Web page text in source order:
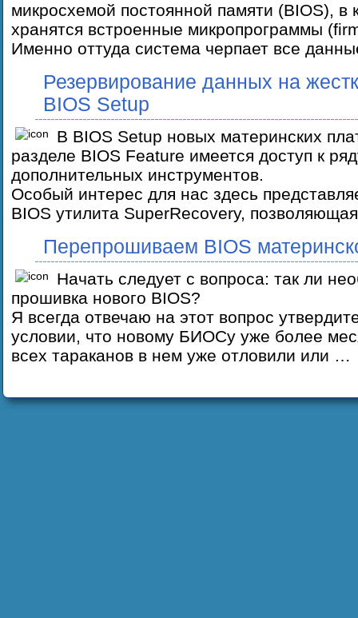
микросхемой постоянной памяти (BIOS), в
хранятся встроенные микропрограммы
Именно оттуда система черпает все
Резервирование данных на
BIOS Setup
В BIOS Setup новых материнских
разделе BIOS Feature имеется доступ к
дополнительных инструментов.
Особый интерес для нас здесь
BIOS утилита SuperRecovery,
Перепрошиваем BIOS
Начать следует с вопроса: так ли
прошивка нового BIOS?
Я всегда отвечаю на этот вопрос
условии, что новому БИОСу уже более
всех тараканов в нем уже отловили или …